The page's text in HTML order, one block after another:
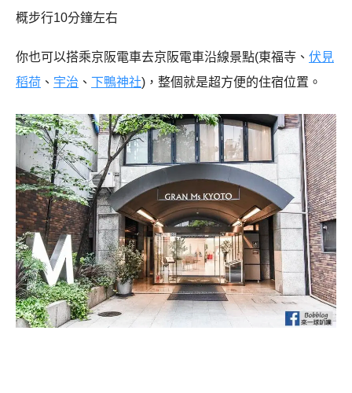
概步行10分鐘左右
你也可以搭乘京阪電車去京阪電車沿線景點(東福寺、 伏見
稻荷 、 宇治 、 下鴨神社)，整個就是超方便的住宿位置。